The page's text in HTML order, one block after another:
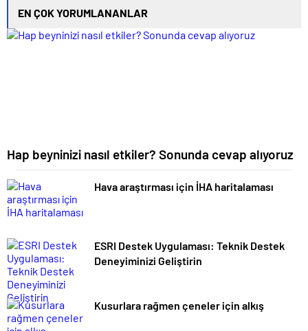
EN ÇOK YORUMLANANLAR
Hap beyninizi nasıl etkiler? Sonunda cevap alıyoruz
Hava araştırması için İHA haritalaması
ESRI Destek Uygulaması: Teknik Destek
Deneyiminizi Geliştirin
Kusurlara rağmen çeneler için alkış